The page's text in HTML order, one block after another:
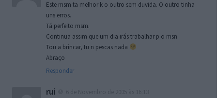
Este msm ta melhor k o outro sem duvida. O outro tinha
uns erros.
Tá perfeito msm.
Continua assim que um dia irás trabalhar p o msn.
Tou a brincar, tu n pescas nada
Abraço
Responder
rui